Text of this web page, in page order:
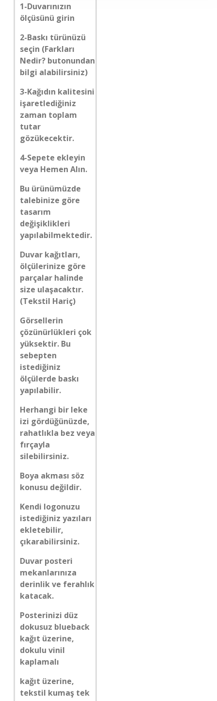
1-Duvarınızın
ölçüsünü girin
2-Baskı türünüzü
seçin (Farkları
Nedir? butonundan
bilgi alabilirsiniz)
3-Kağıdın kalitesini
işaretlediğiniz
zaman toplam
tutar
gözükecektir.
4-Sepete ekleyin
veya Hemen Alın.
Bu ürünümüzde
talebinize göre
tasarım
değişiklikleri
yapılabilmektedir.
Duvar kağıtları,
ölçülerinize göre
parçalar halinde
size ulaşacaktır.
(Tekstil Hariç)
Görsellerin
çözünürlükleri çok
yüksektir. Bu
sebepten
istediğiniz
ölçülerde baskı
yapılabilir.
Herhangi bir leke
izi gördüğünüzde,
rahatlıkla bez veya
fırçayla
silebilirsiniz.
Boya akması söz
konusu değildir.
Kendi logonuzu
istediğiniz yazıları
ekletebilir,
çıkarabilirsiniz.
Duvar posteri
mekanlarınıza
derinlik ve ferahlık
katacak.
Posterinizi düz
dokusuz blueback
kağıt üzerine,
dokulu vinil
kaplamalı
kağıt üzerine,
tekstil kumaş tek